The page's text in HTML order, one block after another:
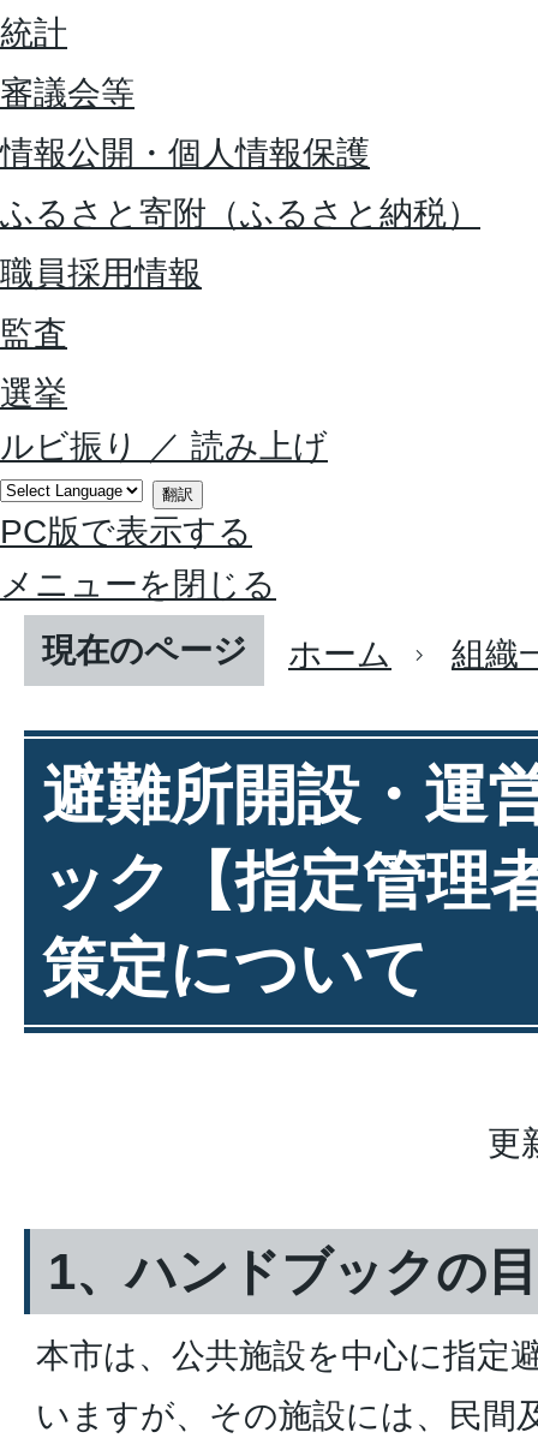
統計
審議会等
情報公開・個人情報保護
ふるさと寄附（ふるさと納税）
職員採用情報
監査
選挙
ルビ振り
／ 読み上げ
翻訳
PC版で表示する
メニューを閉じる
現在のページ
ホーム 組織
避難所開設・運
ック【指定管理
策定について
更
1、ハンドブックの
本市は、公共施設を中心に指定
いますが、その施設には、民間